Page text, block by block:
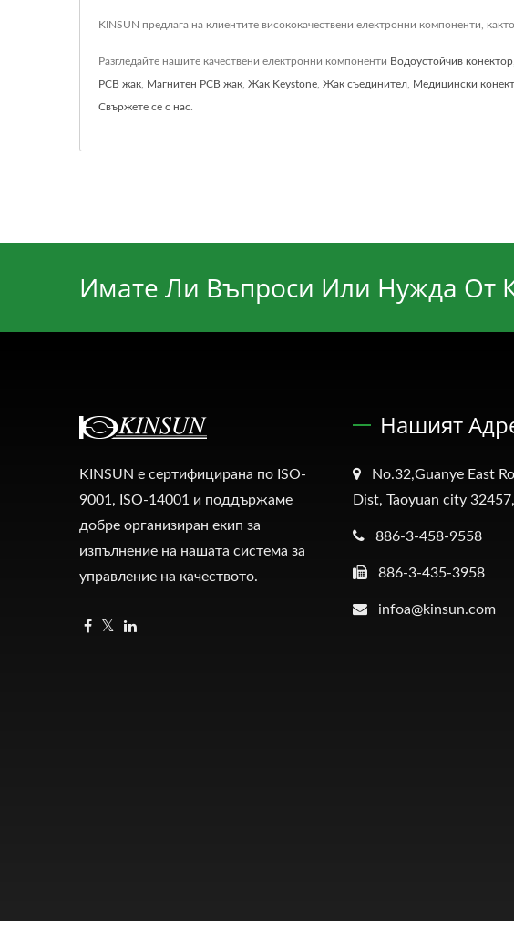
KINSUN предлага на клиентите висококачествени електронни компоненти,
Разгледайте нашите качествени електронни компоненти Водоустойчив конектор
PCB жак Магнитен PCB жак Жак Keystone Жак съединител Медицински
Свържете се с нас
Имате Ли Въпроси Или Нужда От
KINSUN е сертифицирана по ISO-
9001, ISO-14001 и поддържаме
добре организиран екип за
изпълнение на нашата система за
управление на качеството.
Нашият
No.32,Guanye East
Dist, Taoyuan city
886-3-458-9558
886-3-435-3958
infoa@kinsun.com